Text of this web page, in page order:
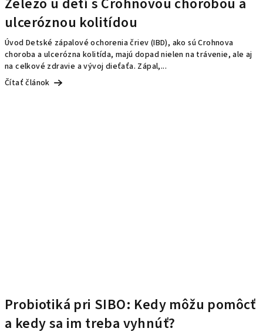
ulceróznou kolitídou
Úvod Detské zápalové ochorenia čriev (IBD), ako sú Crohnova
choroba a ulcerózna kolitída, majú dopad nielen na trávenie, ale aj
na celkové zdravie a vývoj dieťaťa. Zápal,...
Čítať článok
Probiotiká pri SIBO: Kedy môžu pomôcť
a kedy sa im treba vyhnúť?